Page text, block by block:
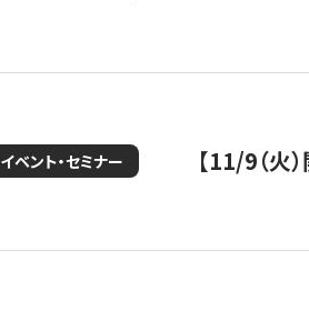
イベント・セミナー 【11/9（火